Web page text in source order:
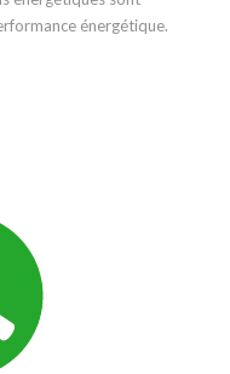
énergétique.